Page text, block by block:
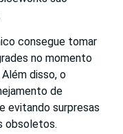
consegue tomar
no momento
disso, o
de
evitando surpresas
obsoletos.